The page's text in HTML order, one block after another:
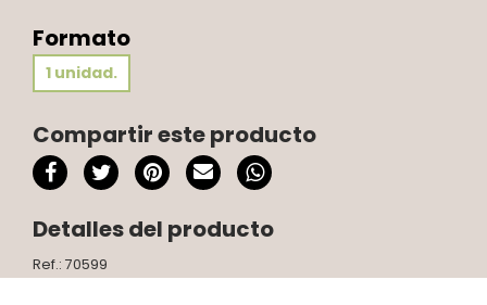
Formato
1 unidad.
Compartir este producto
Detalles del producto
Ref.: 70599